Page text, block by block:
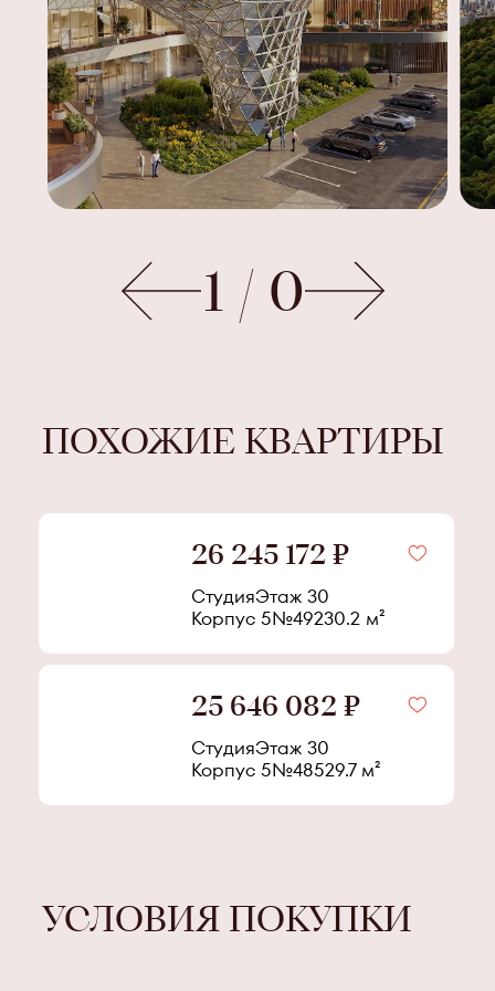
1 / 0
ПОХОЖИЕ КВАРТИРЫ
26 245 172 ₽
СтудияЭтаж 30
Корпус 5№49230.2м²
25 646 082 ₽
СтудияЭтаж 30
Корпус 5№48529.7м²
УСЛОВИЯ ПОКУПКИ